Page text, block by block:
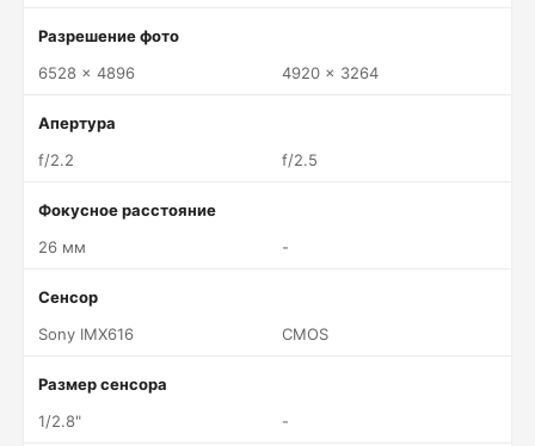
Разрешение фото
6528 x 4896
4920 x 3264
Апертура
f/2.2
f/2.5
Фокусное расстояние
26 мм
-
Сенсор
Sony IMX616
CMOS
Размер сенсора
1/2.8"
-